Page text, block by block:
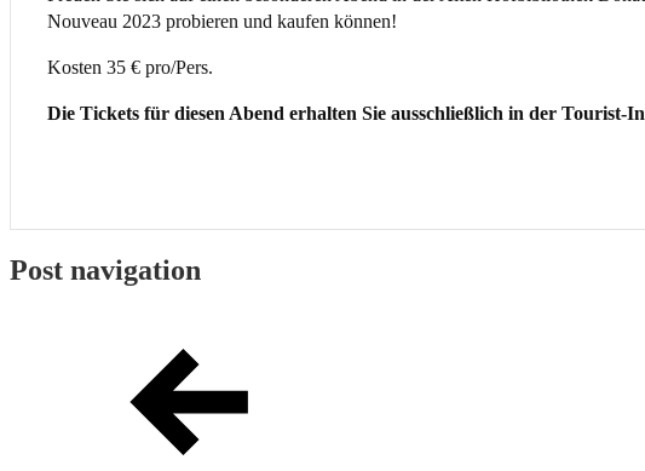
Nouveau 2023 probieren und kaufen können!
Kosten 35 € pro/Pers.
Die Tickets für diesen Abend erhalten Sie ausschließlich in der Tourist-
Post navigation